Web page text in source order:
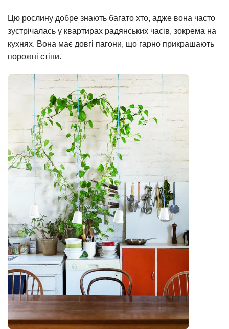
Цю рослину добре знають багато хто, адже вона часто
зустрічалась у квартирах радянських часів, зокрема на
кухнях. Вона має довгі пагони, що гарно прикрашають
порожні стіни.